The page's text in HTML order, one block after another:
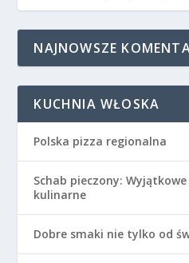
NAJNOWSZE
KUCHNIA WŁOSKA
Polska pizza regionalna
Schab pieczony:
kulinarne
Dobre smaki nie tylko od